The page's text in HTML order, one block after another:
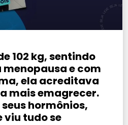
102 kg, sentindo
e com
ela acreditava
mais emagrecer.
hormônios,
viu tudo se